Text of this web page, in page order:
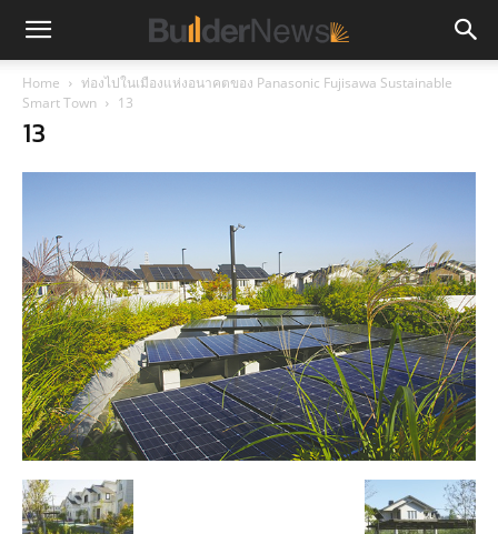
Home
ท่องไปในเมืองแห่งอนาคตของ Panasonic Fujisawa Sustainable
Smart Town
13
13